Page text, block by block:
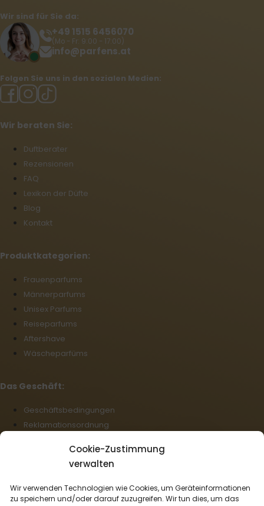
Cookie-Zustimmung
verwalten
Wir verwenden Technologien wie Cookies, um Geräteinformationen
zu speichern und/oder darauf zuzugreifen. Wir tun dies, um das
Wir sind für Sie da:
+49 1515 6456070
(Mo - Fr: 9:00 - 17:00)
info@parfens.at
Folgen Sie uns in den sozialen Medien:
Wir beraten Sie:
Duftberater
Rezensionen
FAQ
Lexikon der Düfte
Blog
Kontakt
Produktkategorien:
Frauenparfums
Männerparfums
Unisex Parfums
Reiseparfums
Aftershave
Wäscheparfüms
Das Geschäft:
Geschäftsbedingungen
Reklamationsordnung
Datenschutz
Cookie-Richtlinie (EU)
Großhandel
Rücktritt vom Vertrag